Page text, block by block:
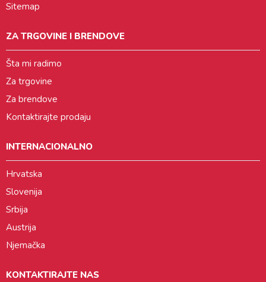
Sitemap
ZA TRGOVINE I BRENDOVE
Šta mi radimo
Za trgovine
Za brendove
Kontaktirajte prodaju
INTERNACIONALNO
Hrvatska
Slovenija
Srbija
Austrija
Njemačka
KONTAKTIRAJTE NAS